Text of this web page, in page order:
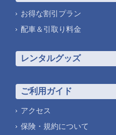
お得な割引プラン
配車＆引取り料金
レンタルグッズ
ご利用ガイド
アクセス
保険・規約について